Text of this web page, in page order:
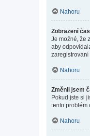
Nahoru
Zobrazení
Je možné, že
aby
zaregistrovaní
Nahoru
Změnil jsem
Pokud jste si
tento problém
Nahoru